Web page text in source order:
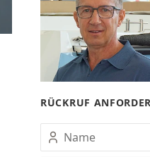
RÜCKRUF